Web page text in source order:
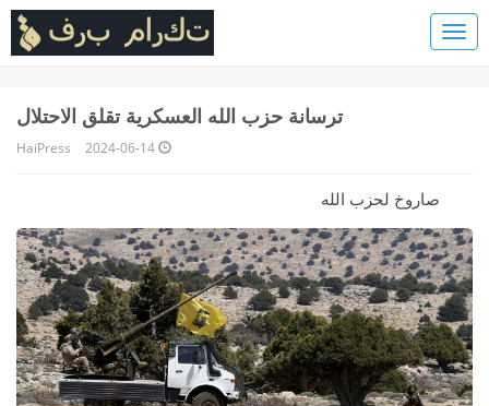
ترسانة حزب الله العسكرية تقلق الاحتلال
2024-06-14
HaiPress
صاروخ لحزب الله